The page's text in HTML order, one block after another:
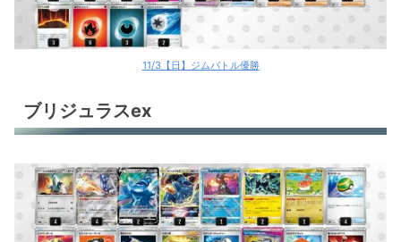
11/3【日】ジムバトル優勝
ブリジュラスex